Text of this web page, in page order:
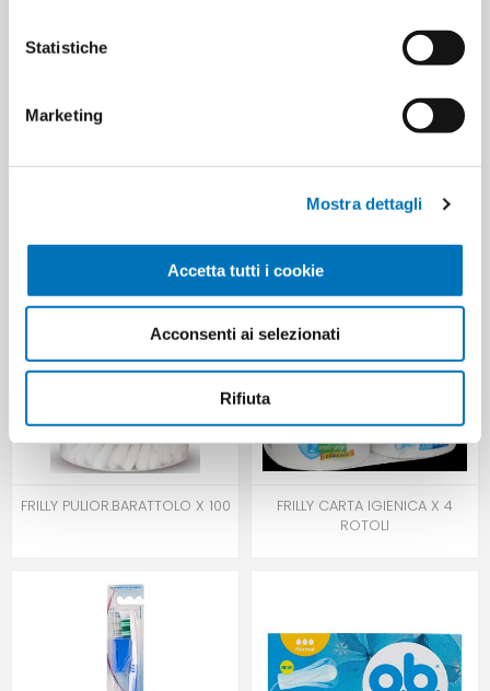
Statistiche
Marketing
Mostra dettagli
Accetta tutti i cookie
Acconsenti ai selezionati
Rifiuta
babies’ hygiene and bathing
HANNO ACQUISTATO ANCHE
FRILLY PULIOR.BARATTOLO X 100
FRILLY CARTA IGIENICA X 4
ROTOLI